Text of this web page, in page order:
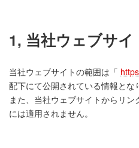
1, 当社ウェブサイ
当社ウェブサイトの範囲は「
配下にて公開されている情報とな
また、当社ウェブサイトからリ
には適用されません。